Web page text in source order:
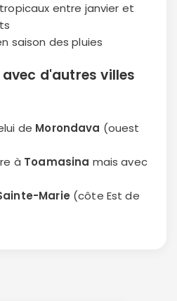
entre janvier et
saison des pluies
d'autres villes
de Morondava (ouest
à Toamasina mais avec
Marie (côte Est de